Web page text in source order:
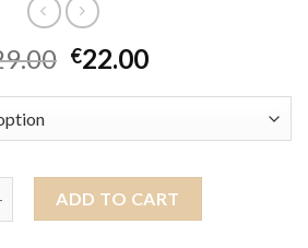
€22.00
herren quantity
ADD TO CART